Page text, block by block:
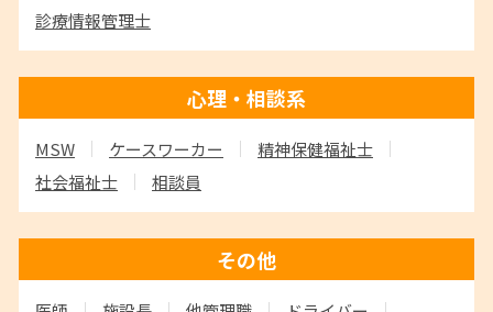
診療情報管理士
心理・相談系
MSW ケースワーカー
精神保健福祉士
社会福祉士
相談員
その他